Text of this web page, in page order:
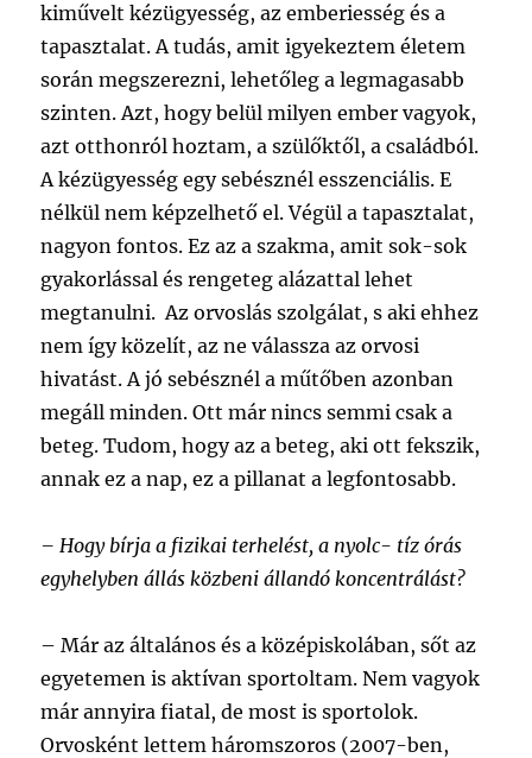
kiművelt kézügyesség, az emberiesség és a
tapasztalat. A tudás, amit igyekeztem életem
során megszerezni, lehetőleg a legmagasabb
szinten. Azt, hogy belül milyen ember vagyok,
azt otthonról hoztam, a szülőktől, a családból.
A kézügyesség egy sebésznél esszenciális. E
nélkül nem képzelhető el. Végül a tapasztalat,
nagyon fontos. Ez az a szakma, amit sok-sok
gyakorlással és rengeteg alázattal lehet
megtanulni. Az orvoslás szolgálat, s aki ehhez
nem így közelít, az ne válassza az orvosi
hivatást. A jó sebésznél a műtőben azonban
megáll minden. Ott már nincs semmi csak a
beteg. Tudom, hogy az a beteg, aki ott fekszik,
annak ez a nap, ez a pillanat a legfontosabb.
– Hogy bírja a fizikai terhelést, a nyolc- tíz órás
egyhelyben állás közbeni állandó koncentrálást?
–Már az általános és a középiskolában, sőt az
egyetemen is aktívan sportoltam. Nem vagyok
már annyira fiatal, de most is sportolok.
Orvosként lettem háromszoros (2007-ben,